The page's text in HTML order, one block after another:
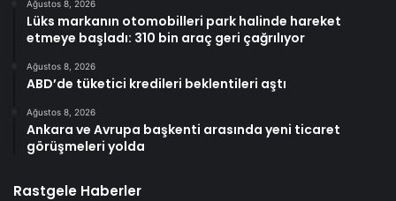
Ağustos 8, 2026
Lüks markanın otomobilleri park halinde hareket
etmeye başladı: 310 bin araç geri çağrılıyor
Ağustos 8, 2026
ABD’de tüketici kredileri beklentileri aştı
Ağustos 8, 2026
Ankara ve Avrupa başkenti arasında yeni ticaret
görüşmeleri yolda
Rastgele Haberler